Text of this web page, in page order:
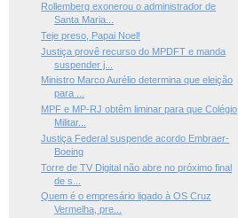
Rollemberg exonerou o administrador de
Santa Maria...
Teje preso, Papai Noel!
Justiça provê recurso do MPDFT e manda
suspender j...
Ministro Marco Aurélio determina que eleição
para ...
MPF e MP-RJ obtêm liminar para que Colégio
Militar...
Justiça Federal suspende acordo Embraer-
Boeing
Torre de TV Digital não abre no próximo final
de s...
Quem é o empresário ligado à OS Cruz
Vermelha, pre...